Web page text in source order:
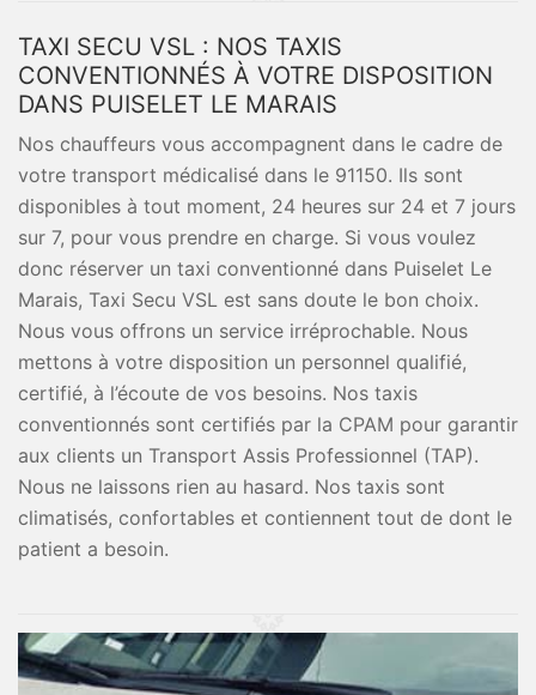
TAXI SECU VSL : NOS TAXIS
CONVENTIONNÉS À VOTRE DISPOSITION
DANS PUISELET LE MARAIS
Nos chauffeurs vous accompagnent dans le cadre de
votre transport médicalisé dans le 91150. Ils sont
disponibles à tout moment, 24 heures sur 24 et 7 jours
sur 7, pour vous prendre en charge. Si vous voulez
donc réserver un taxi conventionné dans Puiselet Le
Marais, Taxi Secu VSL est sans doute le bon choix.
Nous vous offrons un service irréprochable. Nous
mettons à votre disposition un personnel qualifié,
certifié, à l’écoute de vos besoins. Nos taxis
conventionnés sont certifiés par la CPAM pour garantir
aux clients un Transport Assis Professionnel (TAP).
Nous ne laissons rien au hasard. Nos taxis sont
climatisés, confortables et contiennent tout de dont le
patient a besoin.